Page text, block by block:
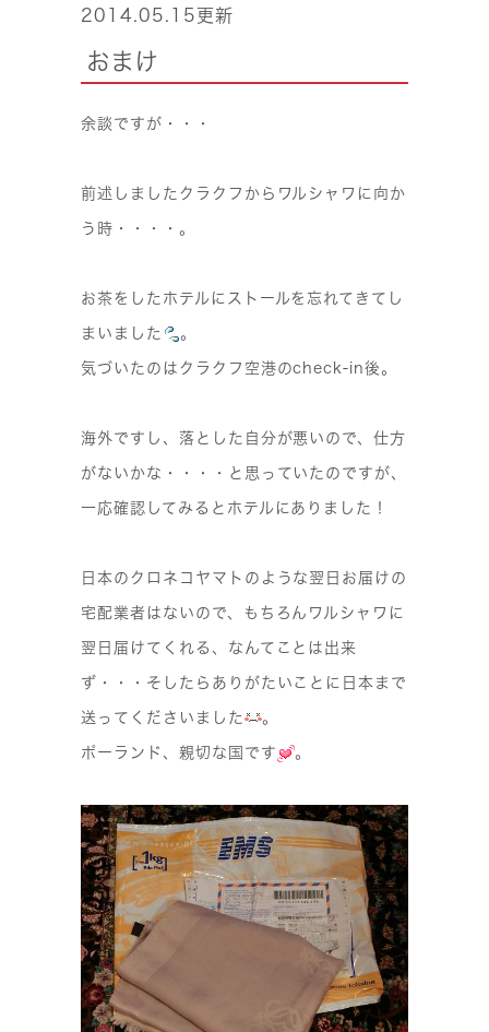
2014.05.15更新
おまけ
余談ですが・・・
前述しましたクラクフからワルシャワに向か
う時・・・・。
お茶をしたホテルにストールを忘れてきてし
まいました 。
気づいたのはクラクフ空港のcheck-in後。
海外ですし、落とした自分が悪いので、仕方
がないかな・・・・と思っていたのですが、
一応確認してみるとホテルにありました！
日本のクロネコヤマトのような翌日お届けの
宅配業者はないので、もちろんワルシャワに
翌日届けてくれる、なんてことは出来
ず・・・そしたらありがたいことに日本まで
送ってくださいました 。
ポーランド、親切な国です 。